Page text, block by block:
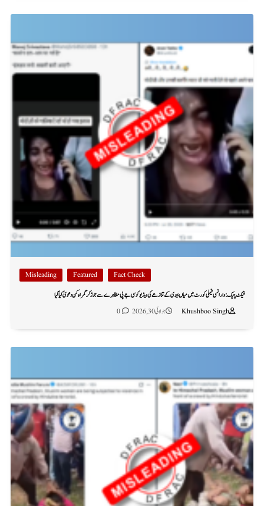
Fact Check
Featured
Misleading
فیکٹ چیک: وارانسی فیملی کورٹ میں میاں بیوی کے تنازعے کی ویڈیو کو سی جے پی مظاہرے سے جوڑ کر گمراہ کن دعویٰ کیا گیا
Khushboo Singh
جولائی 30, 2026 0